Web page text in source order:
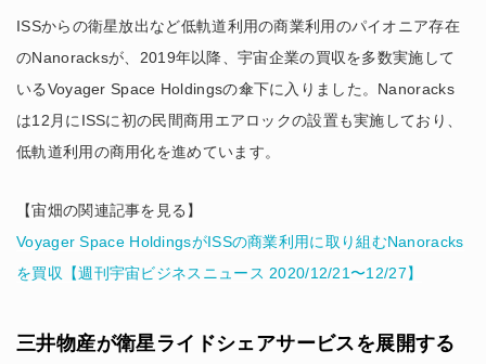
ISSからの衛星放出など低軌道利用の商業利用のパイオニア存在
のNanoracksが、2019年以降、宇宙企業の買収を多数実施して
いるVoyager Space Holdingsの傘下に入りました。Nanoracks
は12月にISSに初の民間商用エアロックの設置も実施しており、
低軌道利用の商用化を進めています。
【宙畑の関連記事を見る】
Voyager Space HoldingsがISSの商業利用に取り組むNanoracks
を買収【週刊宇宙ビジネスニュース 2020/12/21〜12/27】
三井物産が衛星ライドシェアサービスを展開する